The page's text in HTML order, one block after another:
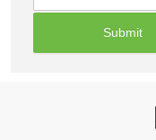
Submit